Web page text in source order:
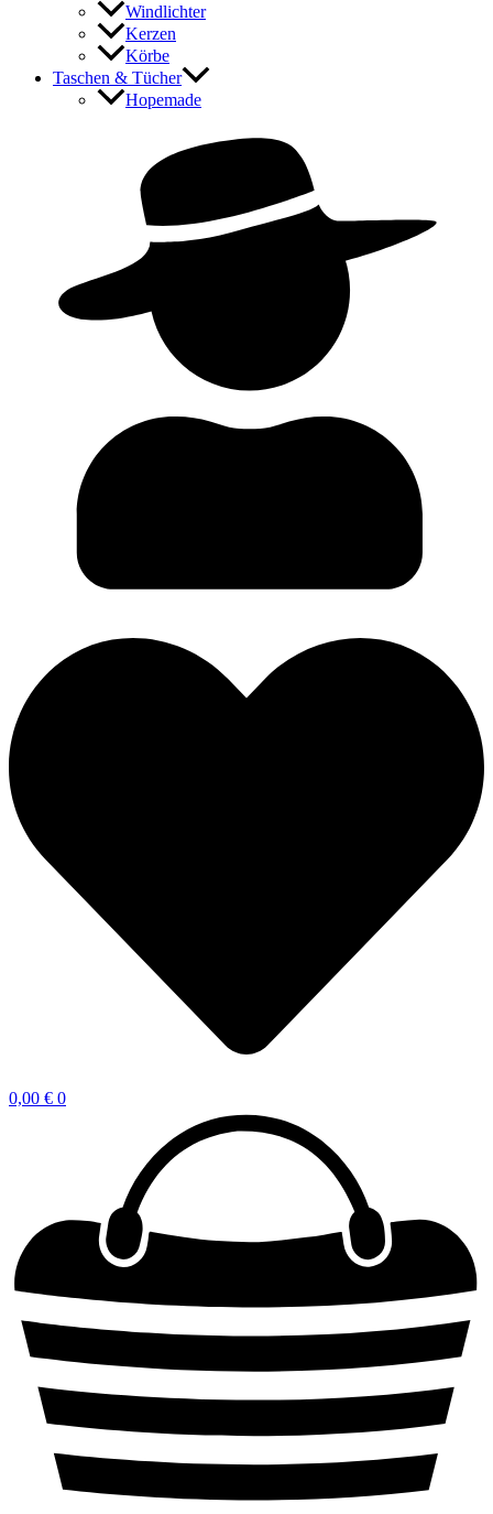
Windlichter
Kerzen
Körbe
Taschen & Tücher
Hopemade
0,00 € 0